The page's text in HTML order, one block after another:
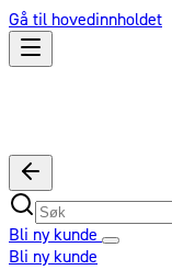
Gå til hovedinnholdet
Bli ny kunde
Bli ny kunde